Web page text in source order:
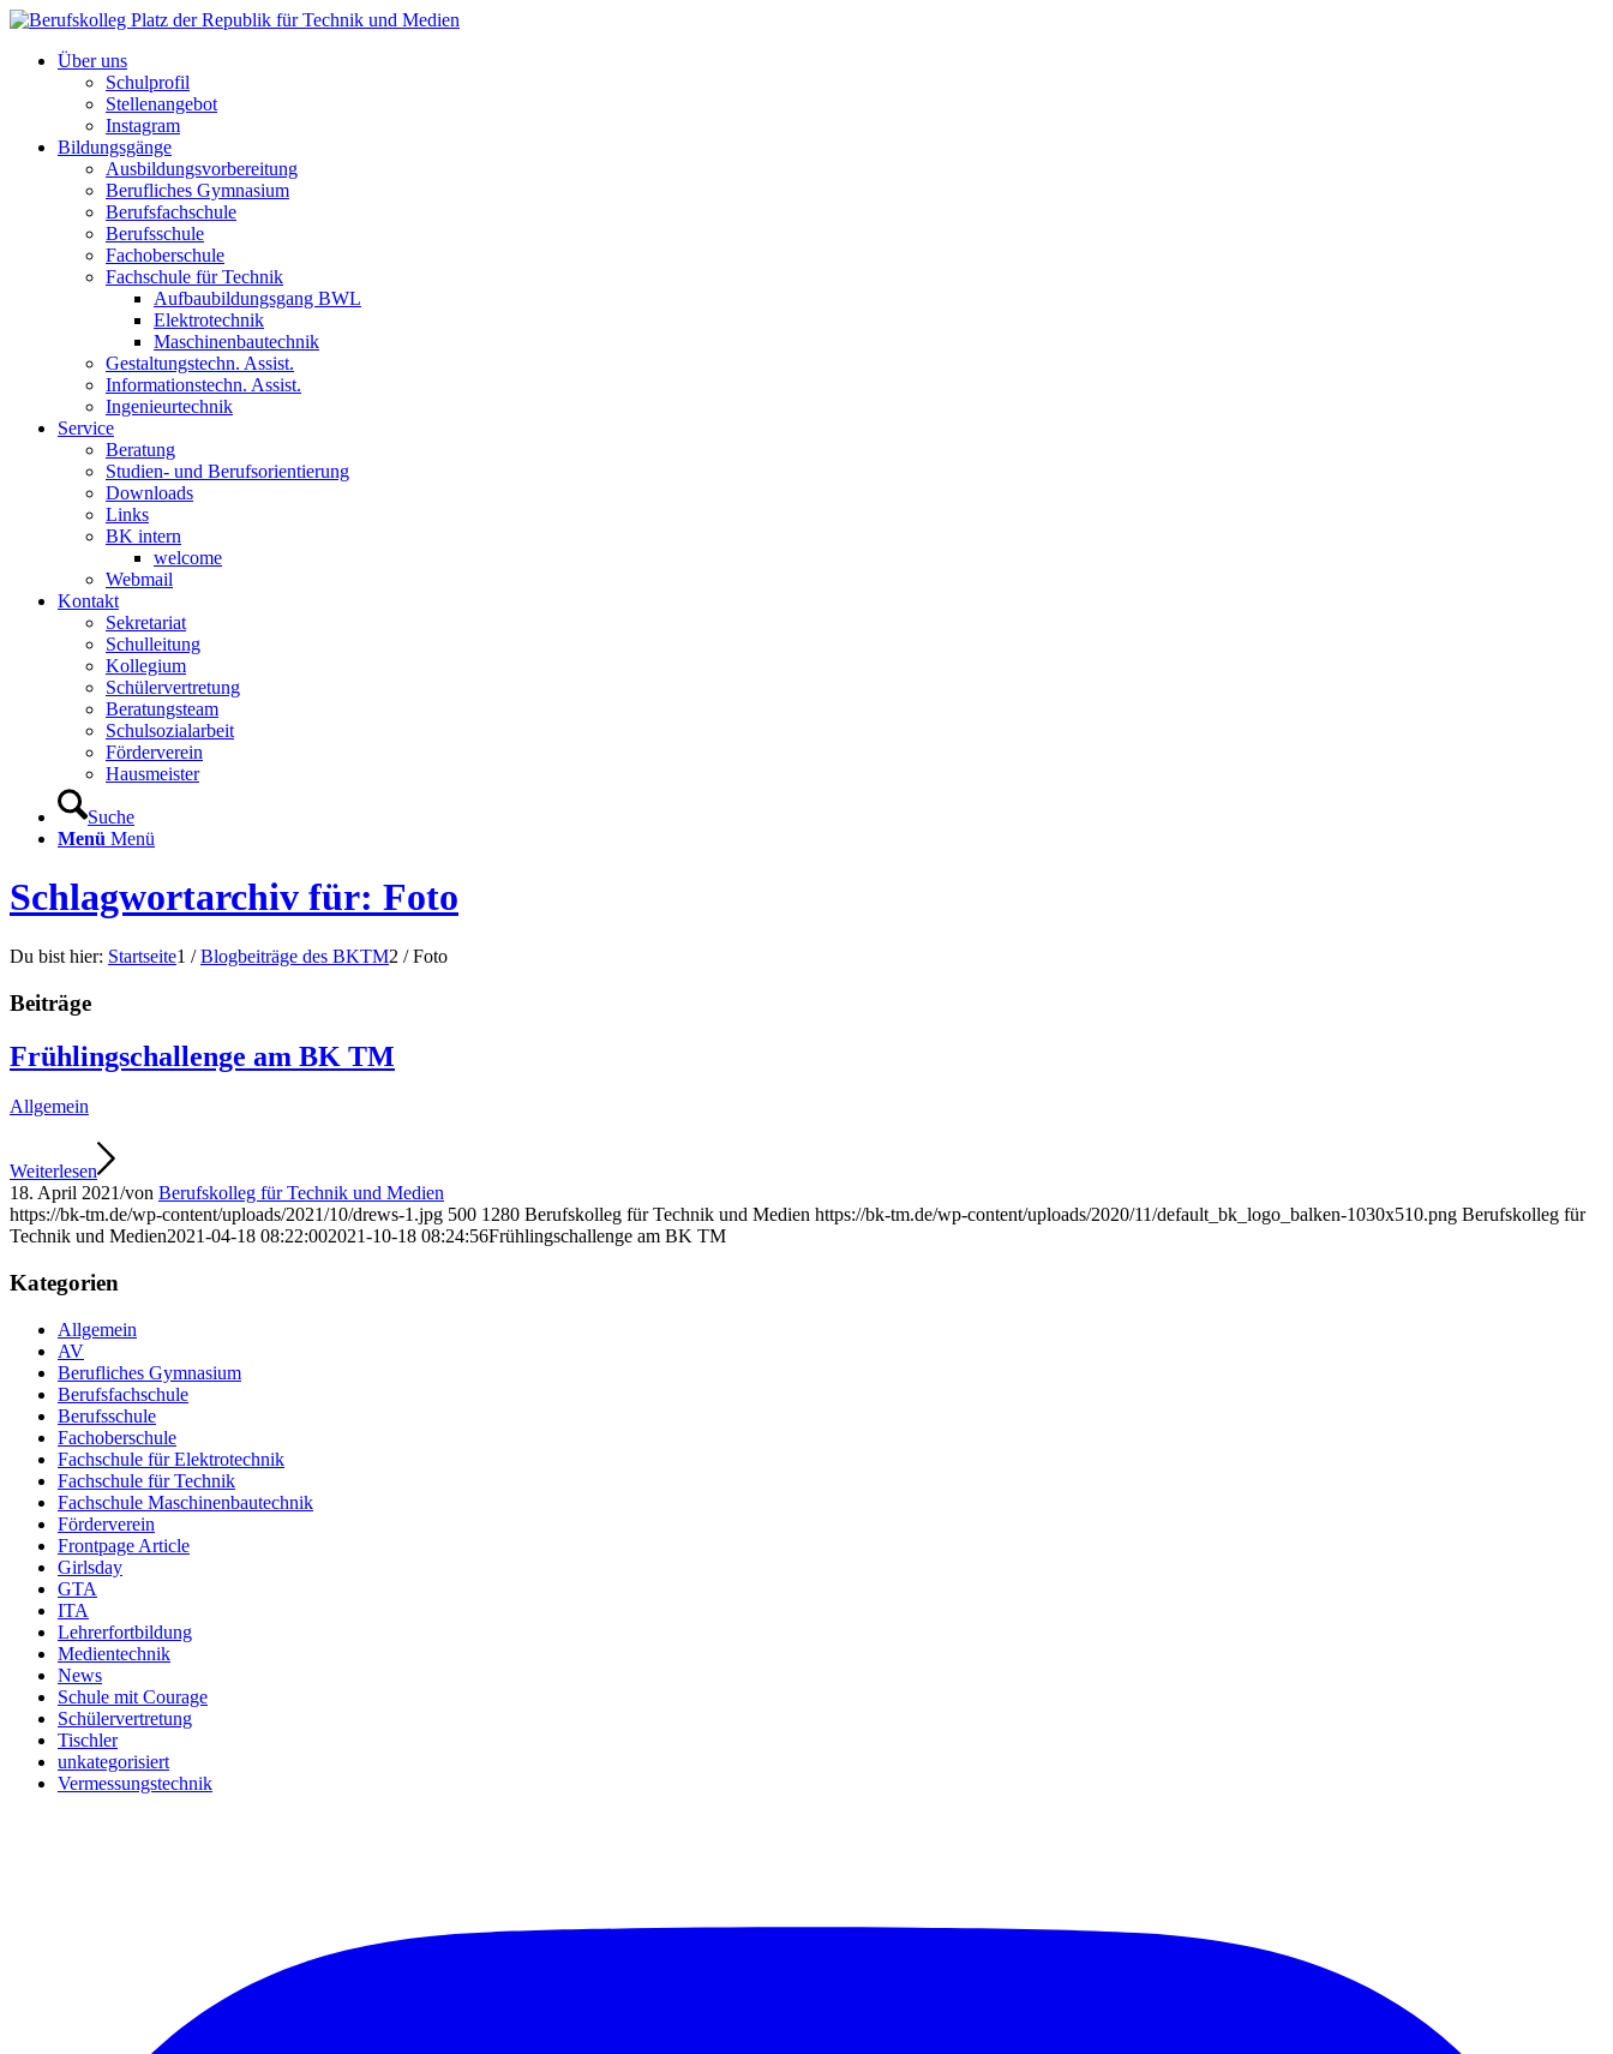
Über uns
Schulprofil
Stellenangebot
Instagram
Bildungsgänge
Ausbildungsvorbereitung
Berufliches Gymnasium
Berufsfachschule
Berufsschule
Fachoberschule
Fachschule für Technik
Aufbaubildungsgang BWL
Elektrotechnik
Maschinenbautechnik
Gestaltungstechn. Assist.
Informationstechn. Assist.
Ingenieurtechnik
Service
Beratung
Studien- und Berufsorientierung
Downloads
Links
BK intern
welcome
Webmail
Kontakt
Sekretariat
Schulleitung
Kollegium
Schülervertretung
Beratungsteam
Schulsozialarbeit
Förderverein
Hausmeister
Suche
Menü Menü
Schlagwortarchiv für: Foto
Du bist hier: Startseite1 / Blogbeiträge des BKTM2 / Foto
Beiträge
Frühlingschallenge am BK TM
Allgemein
Weiterlesen
18. April 2021/von Berufskolleg für Technik und Medien
https://bk-tm.de/wp-content/uploads/2021/10/drews-1.jpg 500 1280 Berufskolleg für Technik und Medien https://bk-tm.de/wp-content/uploads/2020/11/default_bk_logo_balken-1030x510.png Berufskolleg für
Technik und Medien2021-04-18 08:22:002021-10-18 08:24:56Frühlingschallenge am BK TM
Kategorien
Allgemein
AV
Berufliches Gymnasium
Berufsfachschule
Berufsschule
Fachoberschule
Fachschule für Elektrotechnik
Fachschule für Technik
Fachschule Maschinenbautechnik
Förderverein
Frontpage Article
Girlsday
GTA
ITA
Lehrerfortbildung
Medientechnik
News
Schule mit Courage
Schülervertretung
Tischler
unkategorisiert
Vermessungstechnik